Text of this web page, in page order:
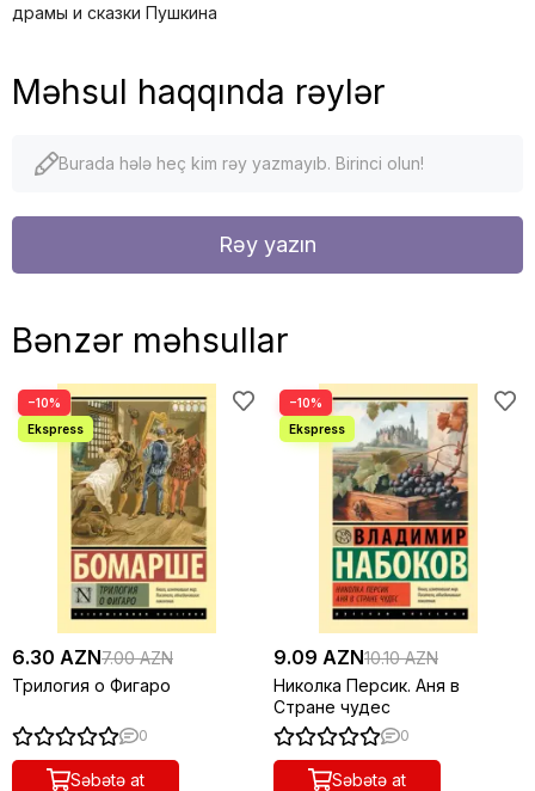
драмы и сказки Пушкина
Məhsul haqqında rəylər
Burada hələ heç kim rəy yazmayıb. Birinci olun!
Rəy yazın
Bənzər məhsullar
−10%
6.30 AZN7.00 AZN
Трилогия о Фигаро
0
Səbətə at
−10%
9.09 AZN10.10 AZN
Николка Персик. Аня в
Стране чудес
0
Səbətə at